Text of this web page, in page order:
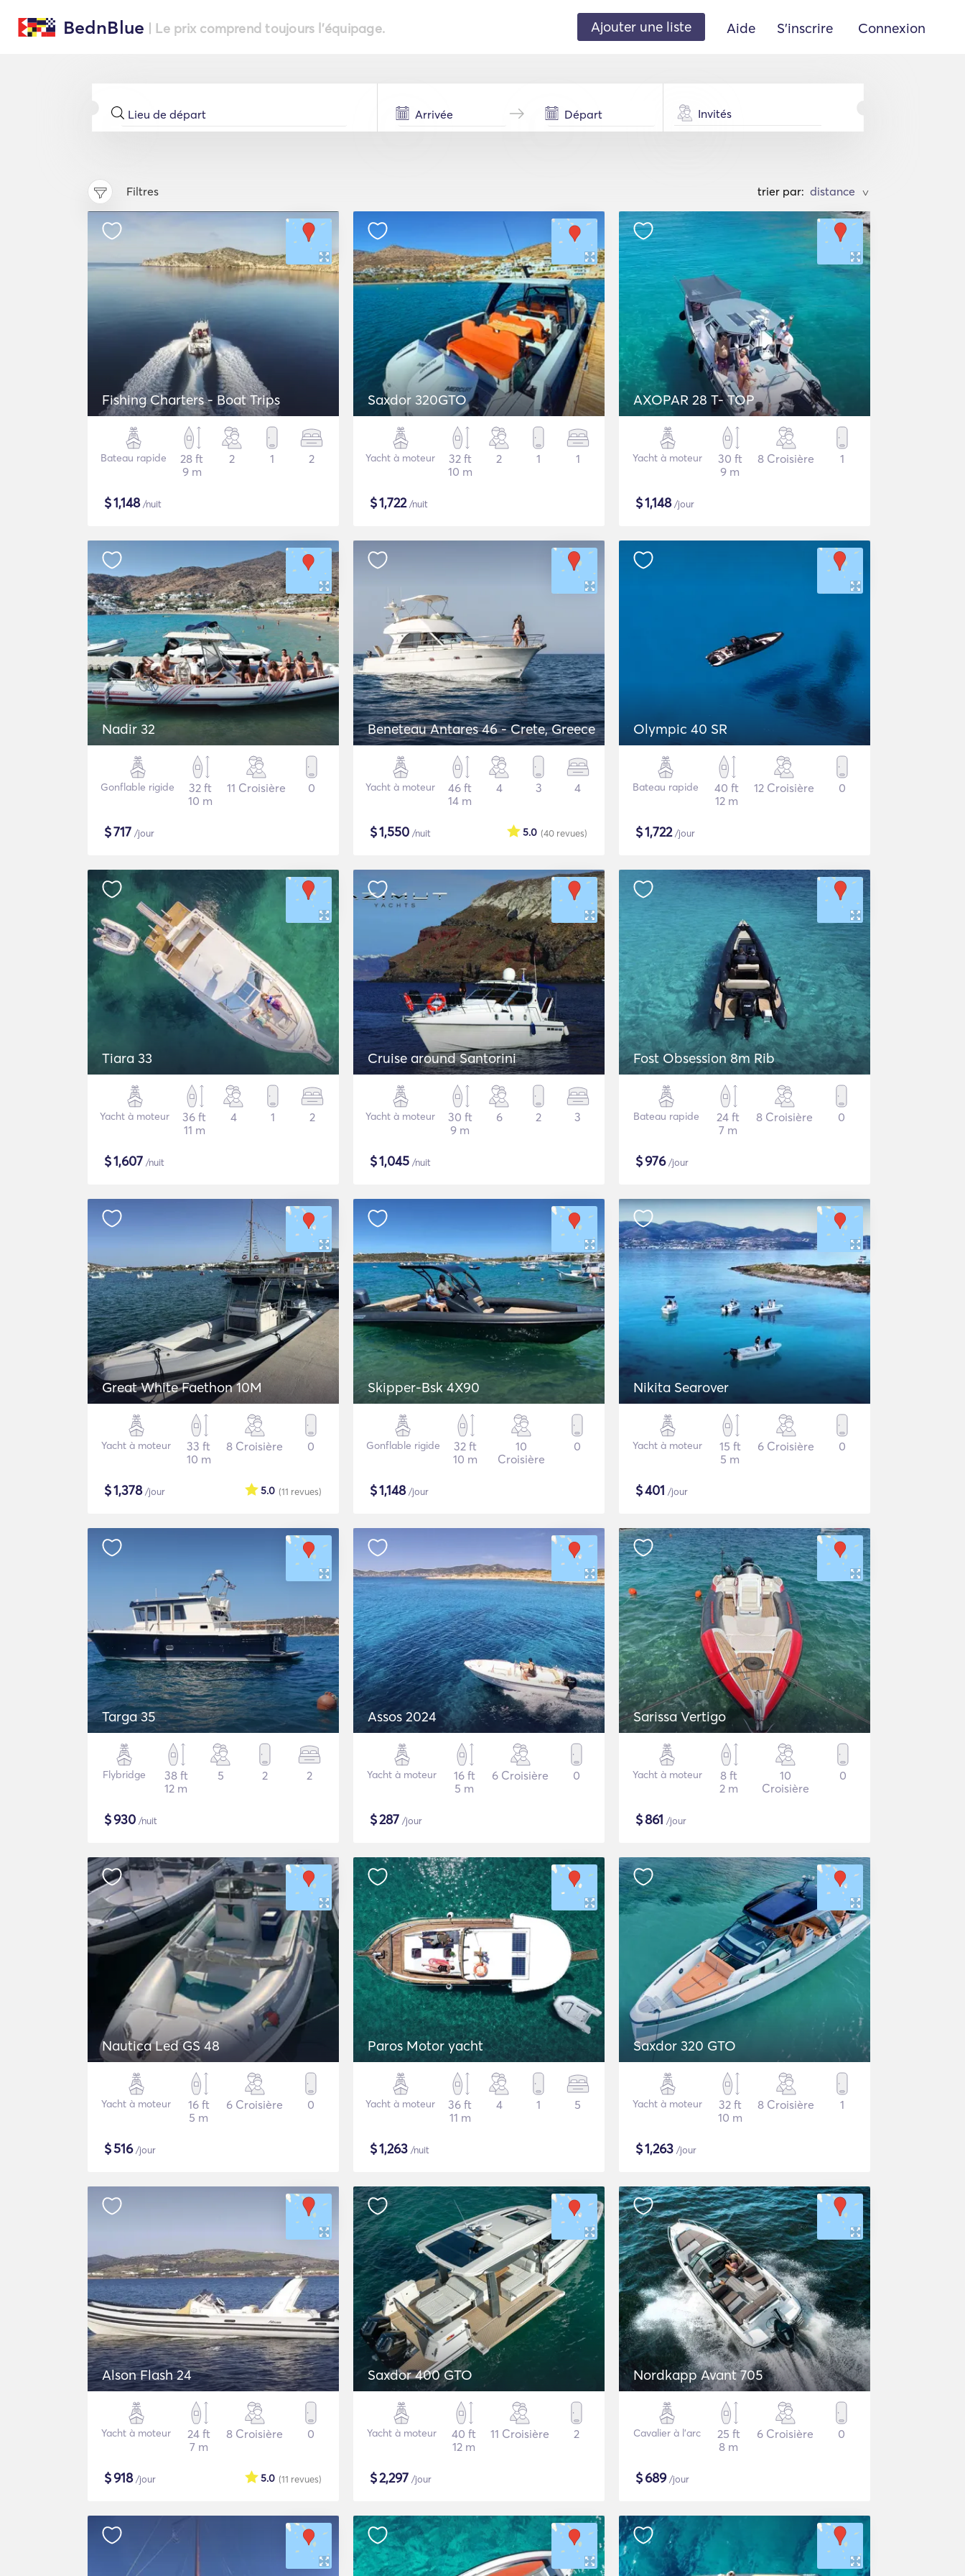
BednBlue | Le prix comprend toujours l'équipage. Ajouter une liste Aide S'inscrire Connexion
Invités
Filtres trier par: >
Fishing Charters - Boat Trips
Bateau rapide
28 ft
9 m
2 1 2
$1,148/nuit
Saxdor 320GTO
Yacht à moteur
32 ft
10 m
2 1 1
$1,722/nuit
AXOPAR 28 T- TOP
Yacht à moteur
30 ft
9 m
8 Croisière 1
$1,148/jour
Nadir 32
Gonflable rigide
32 ft
10 m
11 Croisière 0
$717 /jour
Beneteau Antares 46 - Crete, Greece
Yacht à moteur
46 ft
14 m
4 3 4
$1,550 /nuit (40 revues)
5.0
Olympic 40 SR
Bateau rapide
40 ft
12 m
12 Croisière 0
$1,722/jour
Tiara 33
Yacht à moteur
36 ft
11 m
4 1 2
$1,607 /nuit
Cruise around Santorini
Yacht à moteur
30 ft
9 m
6 2 3
$1,045 /nuit
Fost Obsession 8m Rib
Bateau rapide
24 ft
7 m
8 Croisière 0
$976/jour
Great White Faethon 10M
Yacht à moteur
33 ft
10 m
8 Croisière 0
$1,378/jour (11 revues)
5.0
Skipper-Bsk 4X90
Gonflable rigide
32 ft
10 m
10
Croisière
0
$1,148/jour
Nikita Searover
Yacht à moteur
15 ft
5 m
6 Croisière 0
$401 /jour
Targa 35
Flybridge
38 ft
12 m
5 2 2
$930 /nuit
Assos 2024
Yacht à moteur
16 ft
5 m
6 Croisière 0
$287 /jour
Sarissa Vertigo
Yacht à moteur
8 ft
2 m
10
Croisière
0
$861 /jour
Nautica Led GS 48
Yacht à moteur
16 ft
5 m
6 Croisière 0
$516/jour
Paros Motor yacht
Yacht à moteur
36 ft
11 m
4 1 5
$1,263 /nuit
Saxdor 320 GTO
Yacht à moteur
32 ft
10 m
8 Croisière 1
$1,263 /jour
Alson Flash 24
Yacht à moteur
24 ft
7 m
8 Croisière 0
$918/jour (11 revues)
5.0
Saxdor 400 GTO
Yacht à moteur
40 ft
12 m
11 Croisière 2
$2,297 /jour
Nordkapp Avant 705
Cavalier à l'arc
25 ft
8 m
6 Croisière 0
$689/jour